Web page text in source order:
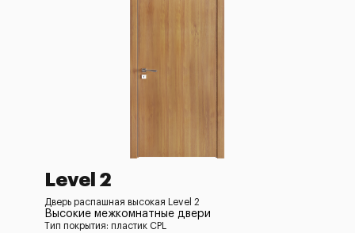
Level 2
Дверь распашная высокая Level 2
Высокие межкомнатные двери
Тип покрытия: пластик CPL